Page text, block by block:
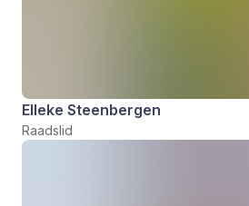
Elleke Steenbergen
Raadslid